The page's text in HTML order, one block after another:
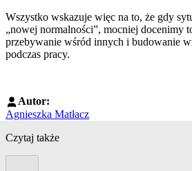
Wszystko wskazuje więc na to, że gdy
„nowej normalności”, mocniej docenimy
przebywanie wśród innych i budowanie
podczas pracy.
Autor:
Agnieszka Matłacz
Czytaj także